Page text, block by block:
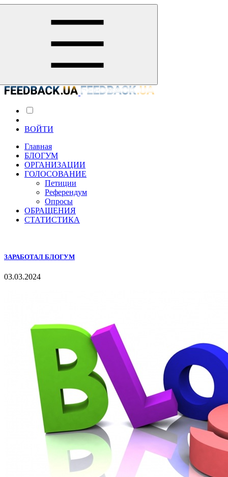
ВОЙТИ
Главная
БЛОГУМ
ОРГАНИЗАЦИИ
ГОЛОСОВАНИЕ
Петиции
Референдум
Опросы
ОБРАЩЕНИЯ
СТАТИСТИКА
ЗАРАБОТАЛ БЛОГУМ
03.03.2024